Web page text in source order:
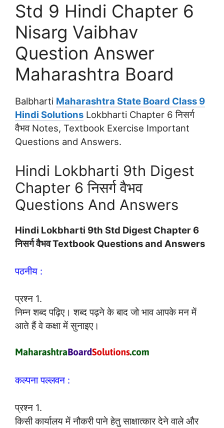
Std 9 Hindi Chapter 6
Nisarg Vaibhav
Question Answer
Maharashtra Board
Balbharti Maharashtra State Board Class 9
Hindi Solutions Lokbharti Chapter 6 निसर्ग
वैभव Notes, Textbook Exercise Important
Questions and Answers.
Hindi Lokbharti 9th Digest
Chapter 6 निसर्ग वैभव
Questions And Answers
Hindi Lokbharti 9th Std Digest Chapter 6
निसर्ग वैभव Textbook Questions and Answers
पठनीय :
प्रश्न 1.
निम्न शब्द पढ़िए। शब्द पढ़ने के बाद जो भाव आपके मन में
आते हैं वे कक्षा में सुनाइए।
कल्पना पल्लवन :
प्रश्न 1.
किसी कार्यालय में नौकरी पाने हेतु साक्षात्कार देने वाले और